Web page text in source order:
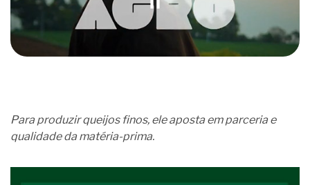
Para produzir queijos finos, ele aposta em parceria e
qualidade da matéria-prima.